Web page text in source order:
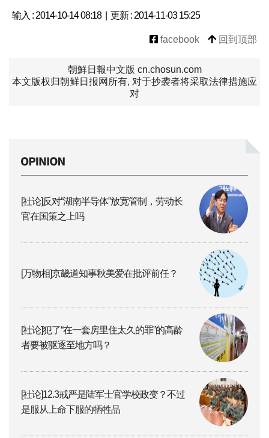
输入 : 2014-10-14 08:18 | 更新 : 2014-11-03 15:25
facebook 回到顶部
朝鮮日報中文版 cn.chosun.com
本文版权归朝鲜日报网所有, 对于抄袭者将采取法律措施应
对
[社论]反对“湖南半导体”放宽管制，劳动长
官在国策之上吗
[万物相]京畿道知事秋美爱在批评前任？
[社论]犯了“在一套房里住太久的罪”的高龄
者要被驱逐至地方吗？
[社论]12.3戒严是陆军士官学校政变？不过
是服从上命下服的牺牲品